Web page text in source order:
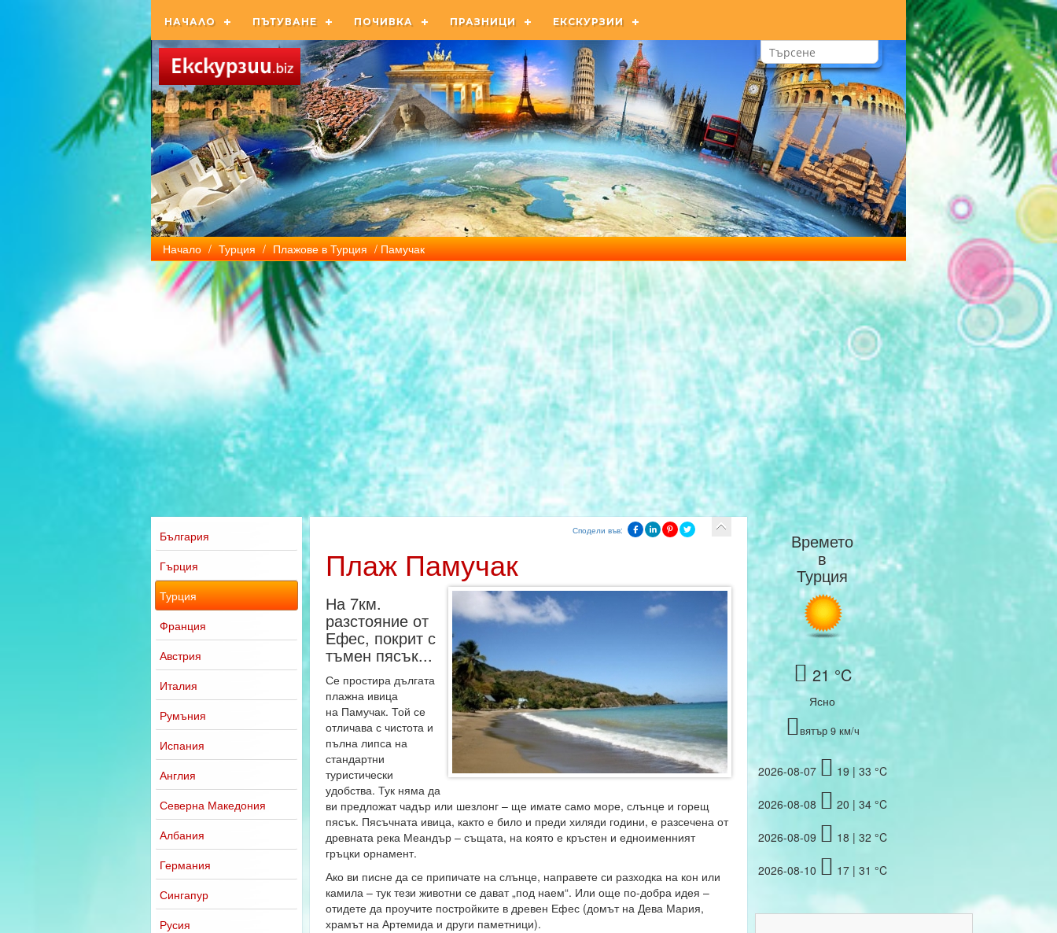
НАЧАЛО ПЪТУВАНЕ ПОЧИВКА ПРАЗНИЦИ ЕКСКУРЗИИ
Начало / Турция / Плажове в Турция / Памучак
България
Гърция
Турция
Франция
Австрия
Италия
Румъния
Испания
Англия
Северна Македония
Албания
Германия
Сингапур
Русия
Сподели във:
Плаж Памучак
На 7км.
разстояние от
Ефес, покрит с
тъмен пясък...
Се простира дългата
плажна ивица
на Памучак. Той се
отличава с чистота и
пълна липса на
стандартни
туристически
удобства. Тук няма да
ви предложат чадър или шезлонг – ще имате само море, слънце и горещ
пясък. Пясъчната ивица, както е било и преди хиляди години, е разсечена от
древната река Меандър – същата, на която е кръстен и едноименният
гръцки орнамент.
Ако ви писне да се припичате на слънце, направете си разходка на кон или
камила – тук тези животни се дават „под наем“. Или още по-добра идея –
отидете да проучите постройките в древен Ефес (домът на Дева Мария,
храмът на Артемида и други паметници).
Времето
в
Турция
21 °C
Ясно
вятър 9 км/ч
2026-08-07 19 | 33 °C
2026-08-08 20 | 34 °C
2026-08-09 18 | 32 °C
2026-08-10 17 | 31 °C